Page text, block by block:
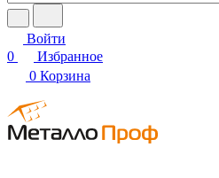
Войти
0
Избранное
0 Корзина